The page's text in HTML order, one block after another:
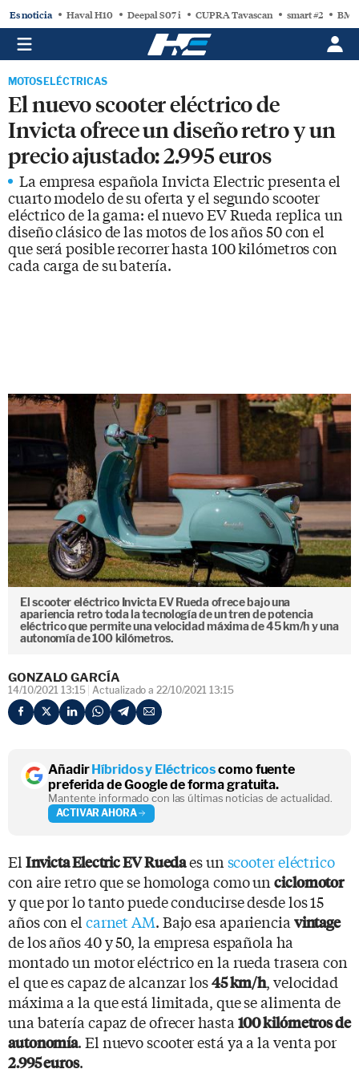
Es noticia Haval H10 Deepal S07 i CUPRA Tavascan smart #2
MOTOS ELÉCTRICAS
El nuevo scooter eléctrico de
Invicta ofrece un diseño retro y un
precio ajustado: 2.995 euros
La empresa española Invicta Electric presenta el
cuarto modelo de su oferta y el segundo scooter
eléctrico de la gama: el nuevo EV Rueda replica un
diseño clásico de las motos de los años 50 con el
que será posible recorrer hasta 100 kilómetros con
cada carga de su batería.
El scooter eléctrico Invicta EV Rueda ofrece bajo una
apariencia retro toda la tecnología de un tren de potencia
eléctrico que permite una velocidad máxima de 45 km/h y una
autonomía de 100 kilómetros.
GONZALO GARCÍA
14/10/2021 13:15 Actualizado a 22/10/2021 13:15
AñadirHíbridos y Eléctricoscomo fuente
preferida de Google de forma gratuita.
Mantente informado con las últimas noticias de actualidad.
ACTIVAR AHORA
El Invicta Electric EV Ruedaes unscooter eléctrico
con aire retro que se homologa como unciclomotor
y que por lo tanto puede conducirse desde los 15
años con el carnet AM. Bajo esa apariencia vintage
de los años 40 y 50, la empresa española ha
montado un motor eléctrico en la rueda trasera con
el que es capaz de alcanzar los45 km/h, velocidad
máxima a la que está limitada, que se alimenta de
una batería capaz de ofrecer hasta 100 kilómetros de
autonomía. El nuevo scooter está ya a la venta por
2.995 euros.